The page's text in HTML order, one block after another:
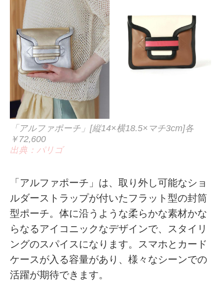
「アルファポーチ」[縦14×横18.5×マチ3cm]各
￥72,600
出典：パリゴ
「アルファポーチ」は、取り外し可能なショ
ルダーストラップが付いたフラット型の封筒
型ポーチ。体に沿うような柔らかな素材かな
らなるアイコニックなデザインで、スタイリ
ングのスパイスになります。スマホとカード
ケースが入る容量があり、様々なシーンでの
活躍が期待できます。